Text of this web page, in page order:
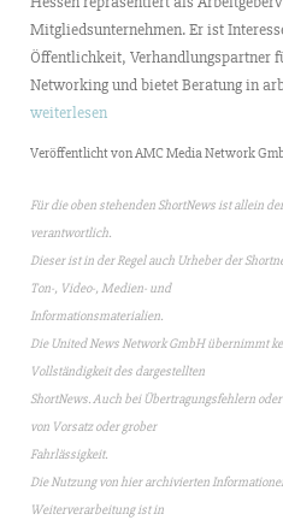
Mitgliedsunternehmen. Er ist
Öffentlichkeit, Verhandlungspartner
Networking und bietet Beratung in
weiterlesen
Veröffentlicht von AMC Media Network
Für die oben stehenden ShortNews ist allein
verantwortlich.
Dieser ist in der Regel auch Urheber der
Ton-, Video-, Medien- und
Informationsmaterialien.
Die United News Network GmbH übernimmt
Vollständigkeit des dargestellten
ShortNews. Auch bei Übertragungsfehlern
von Vorsatz oder grober
Fahrlässigkeit.
Die Nutzung von hier archivierten
Weiterverarbeitung ist in